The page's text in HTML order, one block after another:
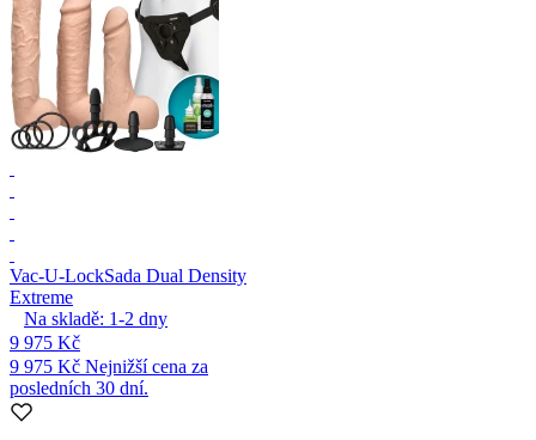
Vac-U-LockSada Dual Density
Extreme
Na skladě: 1-2 dny
9 975 Kč
9 975 Kč Nejnižší cena za
posledních 30 dní.